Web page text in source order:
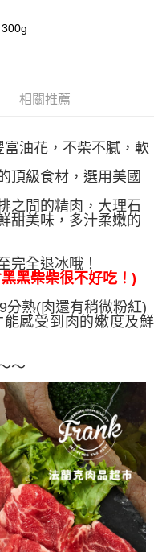
會自動跳轉到大哥付的交易
款截止日，確認付款後即完
／台灣大直營門市／銀行轉
以下簡稱本公司）所提供，讓
，並由商店將買賣／分期付款
單繳交帳款。
大進項蒐集、處理及利用，
認、核對及更正。
跳轉至「AFTEE先享後付」
成結帳。
。
中的連結，可透過四大超商／
為交易完成。
但若您需要取消訂單，請聯絡
為有效，需透過AFTEE先享
帳頁面顯示為準，若有關於
問，請聯繫「AFTEE先享後付
support/home
先享後付」服務完成之交
監護人之同意方可使用
之損失，本公司不負相關責
帳號之用戶狀況，依本公司即
之情形，本公司將視審查結果
冊。若發現惡意使用之情形，
額度並採取法律行動。
費
到2999元，超過請選
超取，單筆訂單金額最高
費
費
費
相關推薦
油花，不柴不膩，軟
頂級食材，選用美國
之間的精肉，大理石
甜美味，多汁柔嫩的
完全退冰哦！
黑柴柴很不好吃！)
分熟(肉還有稍微粉紅)
感受到肉的嫩度及鮮
～